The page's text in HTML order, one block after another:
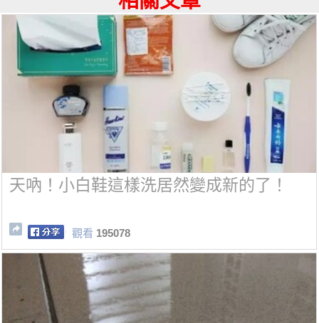
天吶！小白鞋這樣洗居然變成新的了！
觀看 195078